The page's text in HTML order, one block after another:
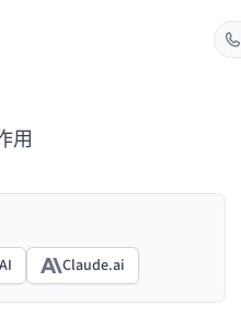
用
Claude.ai